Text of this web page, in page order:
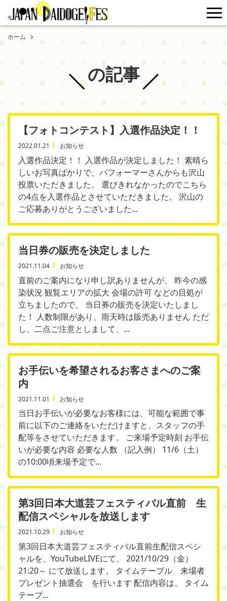
ホーム
の記事
【フォトコンテスト】入選作品決定！！
2022.01.21 お知らせ
入選作品決定！！ 入選作品が決定しました！ 素晴ら
しいお写真ばかりで、パフォーマーさんからも沢山
投票いただきました。 選びきれなかったのでこちら
の4点を入選作品とさせていただきました。 沢山の
ご応募ありがとうございました...
当日券の販売を決定しました
2021.11.04 お知らせ
直前のご案内になり申し訳ありませんが、 昨今の感
染状況 観覧エリアの拡大 会場の許可 などの目処が
立ちましたので、 当日券の販売を決定いたしまし
た！ 人数制限があり、雨天時は販売ありません ただ
し、二点ご注意としまして、...
お手伝いを希望されるお客さまへのご案
内
2021.11.01 お知らせ
当日お手伝いが必要なお客様には、可能な範囲で事
前に以下のご連絡をいただけますと、スタッフの手
配等をさせていただきます。 ご来場予定時刻 お手伝
いが必要な内容 必要な人数 （記入例） 11/6（土）
の10:00頃来場予定で...
第3回日本大道芸フェスティバル直前 生
配信スペシャルを放送します
2021.10.29 お知らせ
第3回日本大道芸フェスティバル直前生配信スペシ
ャルを、YouTubeLIVEにて、 2021/10/29（金）
21:20～ にて放送します。 タイムテーブル 来場者
プレゼント抽選会 を行います 配信内容は、 タイム
テーブ...